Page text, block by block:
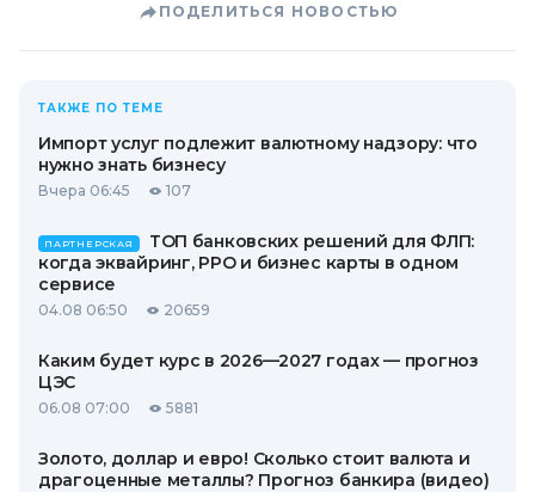
ПОДЕЛИТЬСЯ НОВОСТЬЮ
ТАКЖЕ ПО ТЕМЕ
Импорт услуг подлежит валютному надзору: что
нужно знать бизнесу
Вчера 06:45 107
ПАРТНЕРСКАЯ
ТОП банковских решений для ФЛП:
когда эквайринг, РРО и бизнес карты в одном
сервисе
04.08 06:50 20659
Каким будет курс в 2026—2027 годах — прогноз
ЦЭС
06.08 07:00 5881
Золото, доллар и евро! Сколько стоит валюта и
драгоценные металлы? Прогноз банкира (видео)